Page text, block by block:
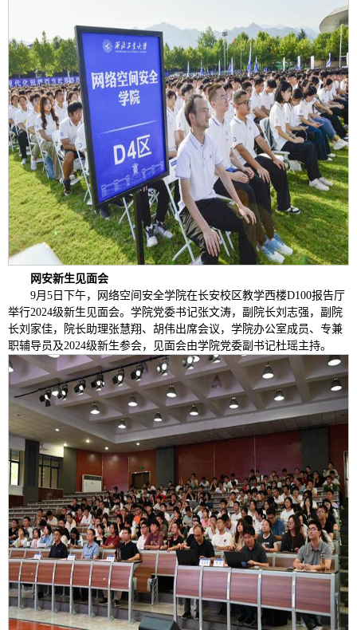
网安新生见面会
9月5日下午，网络空间安全学院在长安校区教学西楼D100报告厅
举行2024级新生见面会。学院党委书记张文涛，副院长刘志强，副院
长刘家佳，院长助理张慧翔、胡伟出席会议，学院办公室成员、专兼
职辅导员及2024级新生参会，见面会由学院党委副书记杜瑶主持。